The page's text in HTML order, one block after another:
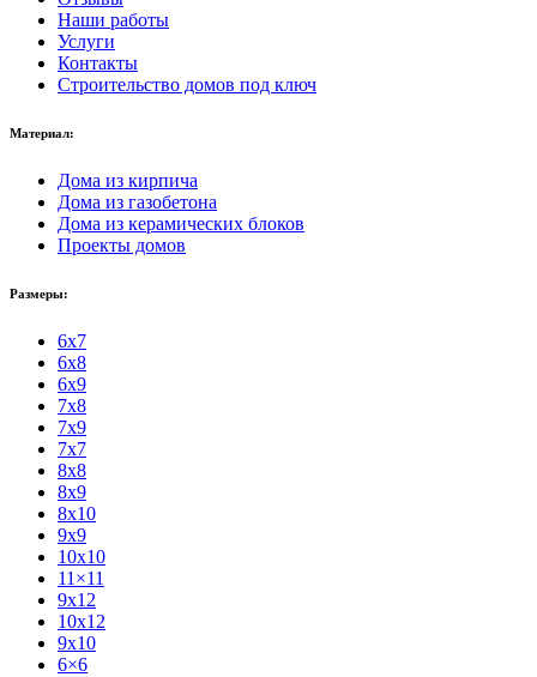
Наши работы
Услуги
Контакты
Строительство домов под ключ
Материал:
Дома из кирпича
Дома из газобетона
Дома из керамических блоков
Проекты домов
Размеры:
6x7
6x8
6x9
7x8
7x9
7x7
8x8
8x9
8x10
9x9
10x10
11×11
9x12
10x12
9x10
6×6